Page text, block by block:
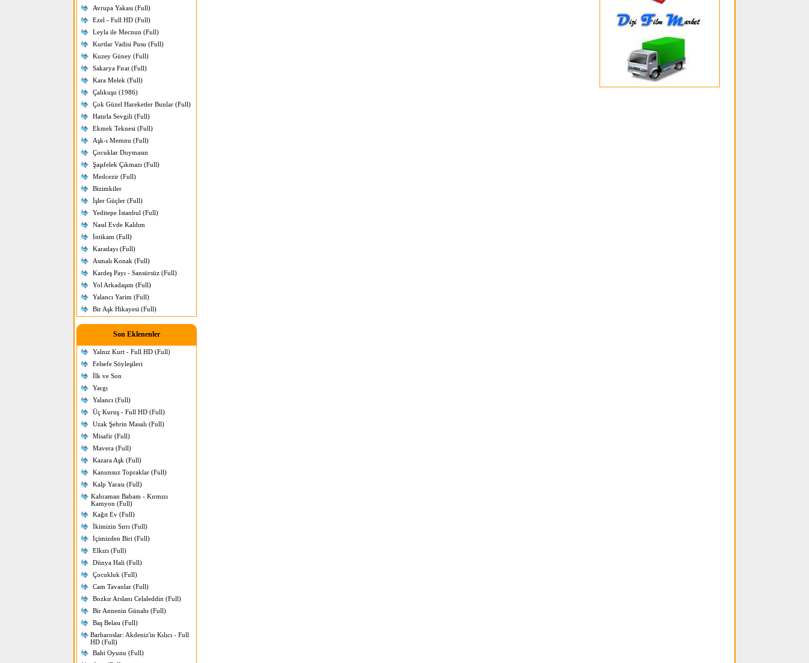
Avrupa Yakası (Full)
Ezel - Full HD (Full)
Leyla ile Mecnun (Full)
Kurtlar Vadisi Pusu (Full)
Kuzey Güney (Full)
Sakarya Fırat (Full)
Kara Melek (Full)
Çalıkuşu (1986)
Çok Güzel Hareketler Bunlar (Full)
Hatırla Sevgili (Full)
Ekmek Teknesi (Full)
Aşk-ı Memnu (Full)
Çocuklar Duymasın
Şaşıfelek Çıkmazı (Full)
Medcezir (Full)
Bizimkiler
İşler Güçler (Full)
Yeditepe İstanbul (Full)
Nasıl Evde Kaldım
İntikam (Full)
Karadayı (Full)
Asmalı Konak (Full)
Kardeş Payı - Sansürsüz (Full)
Yol Arkadaşım (Full)
Yalancı Yarim (Full)
Bir Aşk Hikayesi (Full)
Son Eklenenler
Yalnız Kurt - Full HD (Full)
Felsefe Söyleşileri
İlk ve Son
Yargı
Yalancı (Full)
Üç Kuruş - Full HD (Full)
Uzak Şehrin Masalı (Full)
Misafir (Full)
Mavera (Full)
Kazara Aşk (Full)
Kanunsuz Topraklar (Full)
Kalp Yarası (Full)
Kahraman Babam - Kırmızı
Kamyon (Full)
Kağıt Ev (Full)
İkimizin Sırrı (Full)
İçimizden Biri (Full)
Elkızı (Full)
Dünya Hali (Full)
Çocukluk (Full)
Cam Tavanlar (Full)
Bozkır Arslanı Celaleddin (Full)
Bir Annenin Günahı (Full)
Baş Belası (Full)
Barbaroslar: Akdeniz'in Kılıcı - Full
HD (Full)
Baht Oyunu (Full)